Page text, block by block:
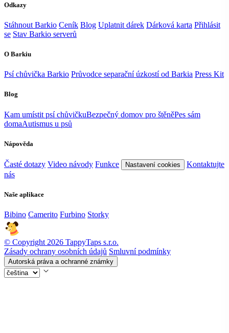
Odkazy
Stáhnout Barkio Ceník Blog Uplatnit dárek Dárková karta Přihlásit
se Stav Barkio serverů
O Barkiu
Psí chůvička Barkio Průvodce separační úzkostí od Barkia Press Kit
Blog
Kam umístit psí chůvičkuBezpečný domov pro štěněPes sám
domaAutismus u psů
Nápověda
Časté dotazy Video návody Funkce Nastavení cookies
Kontaktujte
nás
Naše aplikace
Bibino Camerito Furbino Storky
© Copyright 2026 TappyTaps s.r.o.
Zásady ochrany osobních údajů Smluvní podmínky
Autorská práva a ochranné známky